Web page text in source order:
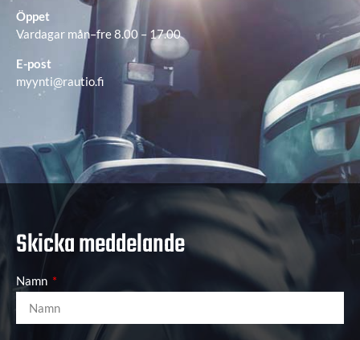
Öppet
Vardagar mån–fre 8.00 – 17.00
E-post
myynti@rautio.fi
Skicka meddelande
Namn